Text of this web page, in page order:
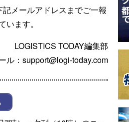
メールアドレスまでご一報
ます。
LOGISTICS TODAY編集部
ル：support@logi-today.com